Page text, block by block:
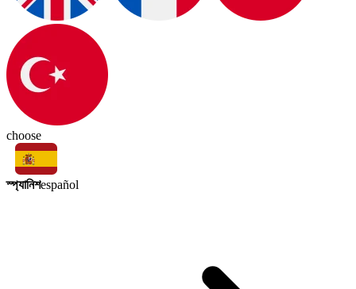
choose
স্প্যানিশespañol